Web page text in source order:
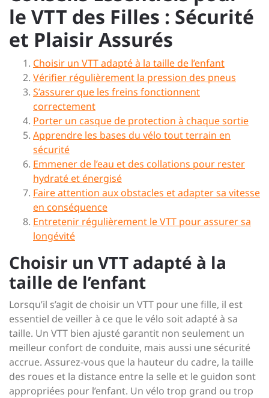
le VTT des Filles : Sécurité
et Plaisir Assurés
Choisir un VTT adapté à la taille de l’enfant
Vérifier régulièrement la pression des pneus
S’assurer que les freins fonctionnent
correctement
Porter un casque de protection à chaque sortie
Apprendre les bases du vélo tout terrain en
sécurité
Emmener de l’eau et des collations pour rester
hydraté et énergisé
Faire attention aux obstacles et adapter sa vitesse
en conséquence
Entretenir régulièrement le VTT pour assurer sa
longévité
Choisir un VTT adapté à la
taille de l’enfant
Lorsqu’il s’agit de choisir un VTT pour une fille, il est
essentiel de veiller à ce que le vélo soit adapté à sa
taille. Un VTT bien ajusté garantit non seulement un
meilleur confort de conduite, mais aussi une sécurité
accrue. Assurez-vous que la hauteur du cadre, la taille
des roues et la distance entre la selle et le guidon sont
appropriées pour l’enfant. Un vélo trop grand ou trop